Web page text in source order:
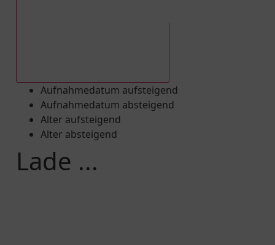
Aufnahmedatum aufsteigend
Aufnahmedatum absteigend
Alter aufsteigend
Alter absteigend
Lade ...